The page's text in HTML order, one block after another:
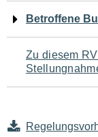
Betroffene
Zu diesem